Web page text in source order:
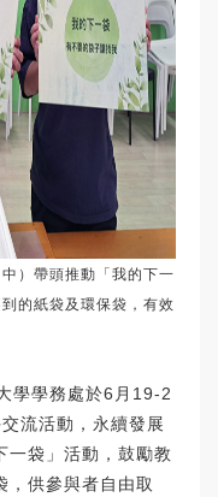
）帶頭推動「我的下一
的紙袋及環保袋，有效
學學務處於6月19-2
流活動，永續發展
一袋」活動，鼓勵教
，供參與者自由取